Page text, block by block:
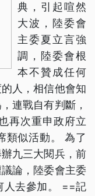
典，引起喧然
大波，陸委會
主委夏立言強
調，陸委會根
本不贊成任何
人，相信他會知
連戰自有判斷，
再次重申政府立
類似活動。 為了
九三大閱兵，前
論，陸委會主委
人去參加。 ==記